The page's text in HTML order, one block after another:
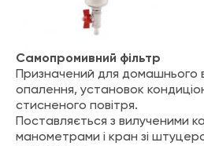
Самопромивний фільтр
Призначений для домашнього
опалення, установок
стисненого повітря.
Поставляється з вилученими
манометрами і кран зі